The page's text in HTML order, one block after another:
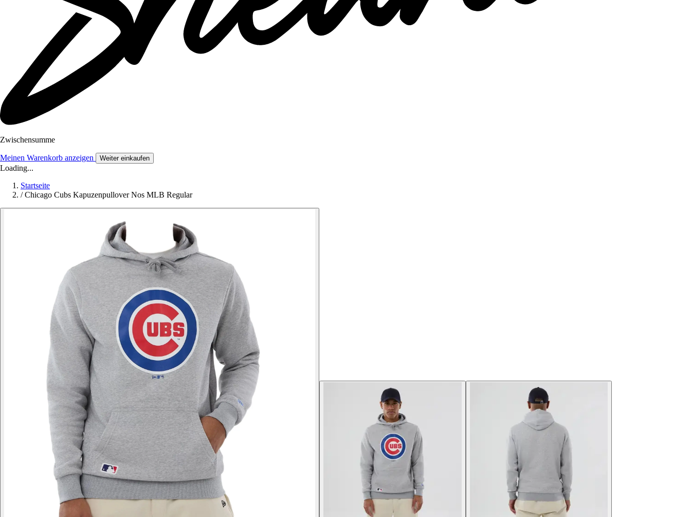
Zwischensumme
Meinen Warenkorb anzeigen Weiter einkaufen
Loading...
Startseite
/ Chicago Cubs Kapuzenpullover Nos MLB Regular